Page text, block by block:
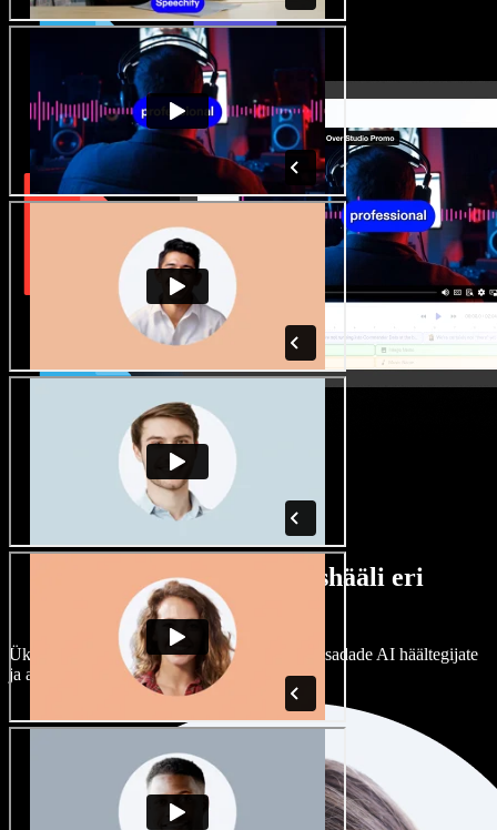
Lai valik mees- ja naishääli eri
aktsentidega
Ükski projekt ei pea kõlama ühtemoodi. Vali sadade AI häältegijate
ja aktsentide hulgast ning kohanda neid.